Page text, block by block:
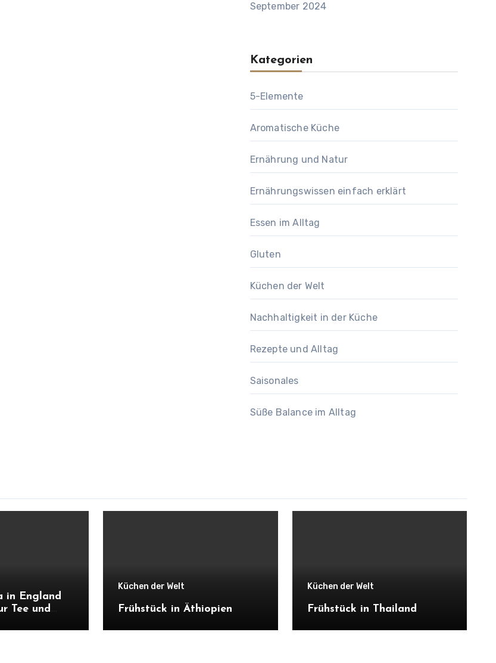
September 2024
Kategorien
5-Elemente
Aromatische Küche
Ernährung und Natur
Ernährungswissen einfach erklärt
Essen im Alltag
Gluten
Küchen der Welt
Nachhaltigkeit in der Küche
Rezepte und Alltag
Saisonales
Süße Balance im Alltag
in England
Tee und
Küchen der Welt
Frühstück in Äthiopien
Küchen der Welt
Frühstück in Thailand